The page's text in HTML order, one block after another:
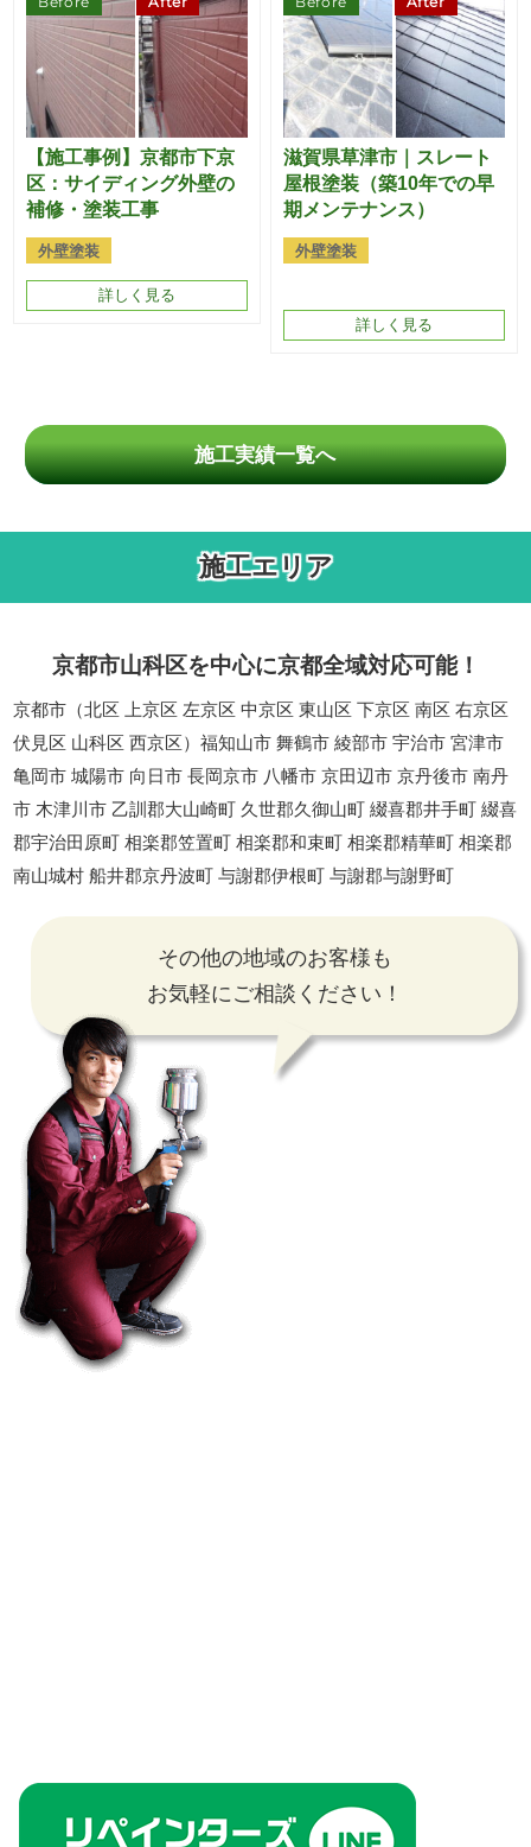
【施工事例】京都市下京
区：サイディング外壁の
補修・塗装工事
外壁塗装
詳しく見る
滋賀県草津市｜スレート
屋根塗装（築10年での早
期メンテナンス）
外壁塗装
詳しく見る
施工実績一覧へ
施工エリア
京都市山科区を中心に京都全域対応可能！
京都市（北区 上京区 左京区 中京区 東山区 下京区 南区 右京区
伏見区 山科区 西京区）福知山市 舞鶴市 綾部市 宇治市 宮津市
亀岡市 城陽市 向日市 長岡京市 八幡市 京田辺市 京丹後市 南丹
市 木津川市 乙訓郡大山崎町 久世郡久御山町 綴喜郡井手町 綴喜
郡宇治田原町 相楽郡笠置町 相楽郡和束町 相楽郡精華町 相楽郡
南山城村 船井郡京丹波町 与謝郡伊根町 与謝郡与謝野町
その他の地域のお客様も
お気軽にご相談ください！